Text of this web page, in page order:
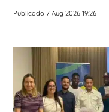
Publicado 7 Aug 2026 19:26